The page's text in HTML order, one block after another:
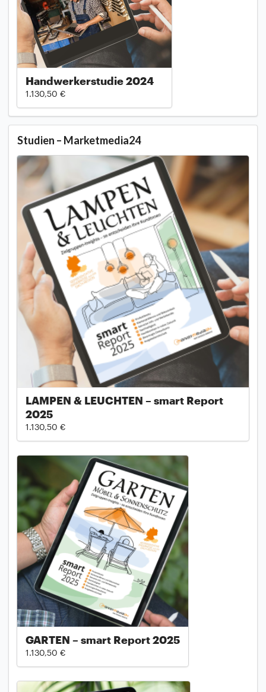
Handwerkerstudie 2024
1.130,50 €
Studien – Marketmedia24
LAMPEN & LEUCHTEN – smart Report
2025
1.130,50 €
GARTEN – smart Report 2025
1.130,50 €